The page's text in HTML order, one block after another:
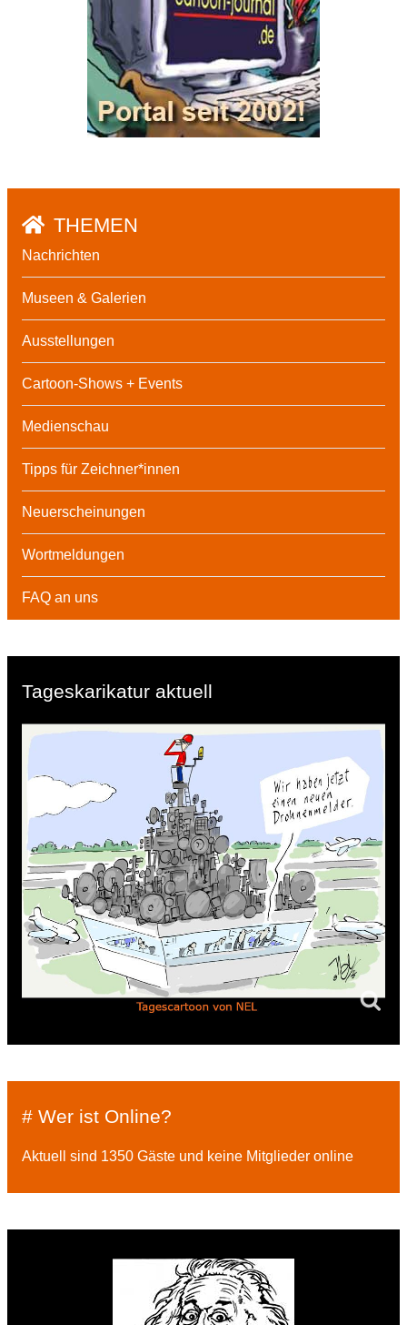
THEMEN
Nachrichten
Museen & Galerien
Ausstellungen
Cartoon-Shows + Events
Medienschau
Tipps für Zeichner*innen
Neuerscheinungen
Wortmeldungen
FAQ an uns
Tageskarikatur aktuell
# Wer ist Online?
Aktuell sind 1350 Gäste und keine Mitglieder online